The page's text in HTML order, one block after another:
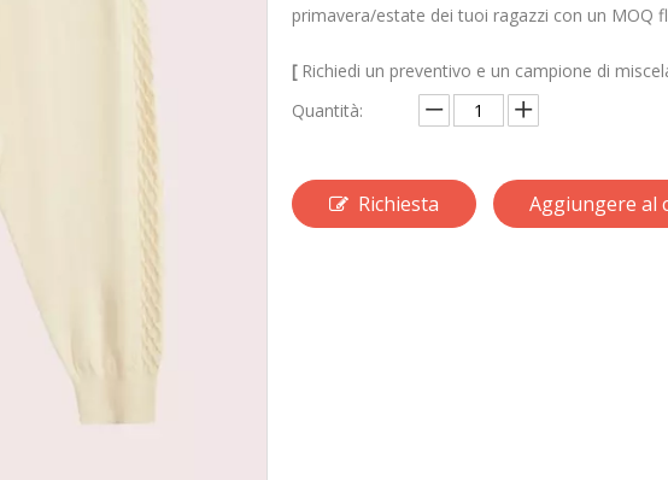
primavera/estate dei tuoi ragazzi con un MOQ
[ Richiedi un preventivo e un campione di
Quantità:
Richiesta Aggiungere al